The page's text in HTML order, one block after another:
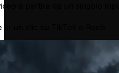
a partire da un singolo input
un clic su TikTok e Reels